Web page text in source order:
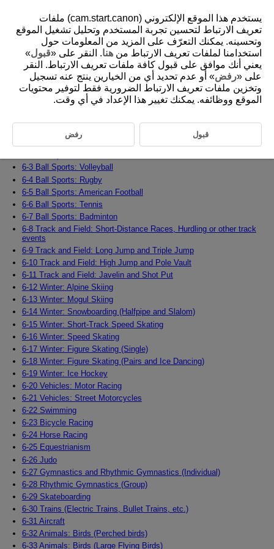
6 Subjects and Recommended Settings by
Scene
This chapter covers recommended AF settings for individual subjects
and shooting scenes such as various sports, vehicles, and animals, and
6-0 Basic Settings
6-1 Ball Sports: Soccer (Football)
6-3 Ball Sports: Volleyball
6-4 Ball Sports: Rugby
6-5 Ball Sports: American Football
6-6 Ball Sports: Tennis
6-7 Ball Sports: Badminton
6-8 Track and Field: Short-Distance Races, Hurdling or other track
events
6-9 Track and Field: Long Jump and Triple Jump
6-10 Track and Field: High Jump and Pole Vault
6-11 Track and Field: Javelin and Shot Put
6-12 Winter: Alpine Skiing
6-13 Winter: Mogul Skiing
6-14 Winter: Snowboarding (Halfpipe and Slalom)
6-15 Winter: Short-Track Speed Skating
6-16 Winter: Speed Skating
6-17 Winter: Figure Skating (Single)
6-18 Winter: Figure Skating (Pairs and Ice Dancing)
6-19 Winter: Ice Hockey
6-20 Vehicles: Motor Racing
6-21 Vehicles: Street Motorcycles
6-22 Swimming
6-23 Bicycle Racing
6-24 Horse Racing
6-25 Equestrianism
6-26 Judo
6-27 Gymnastics and Rhythmic Gymnastics (Individual)
6-28 Rhythmic Gymnastics (Group)
6-29 Skateboarding
6-30 Trains (Electric Trains, Bullet Trains, etc.)
6-31 Aircraft
6-32 Animals: Birds (Perched birds)
6-33 Animals: Birds (Large Flying Birds)
يستخدم هذا الموقع الإلكتروني (cam.start.canon) ملفات
تعريف الارتباط لتحسين تجربة المستخدم وتحليل تشغيل الموقع
وتحسينه. يمكنك التعرّف على المزيد من المعلومات حول
استخدامنا لملفات تعريف الارتباط من هنا. النقر على «قبول»
يعني أنك موافق على قبول كافة ملفات تعريف الارتباط. النقر
على «رفض» أو عدم تحديد أي من الخيارين ينتج عنه تسجيل
وتخزين ملفات تعريف الارتباط الضرورية فقط لتوفير محتويات
الموقع ووظائفه. يمكنك تغيير هذا الإعداد في أي وقت.
قبول رفض